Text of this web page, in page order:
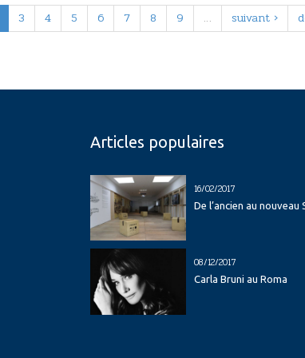
3 4 5 6 7 8 9 … suivant ›
Articles populaires
16/02/2017
De l’ancien au nouveau
08/12/2017
Carla Bruni au Roma